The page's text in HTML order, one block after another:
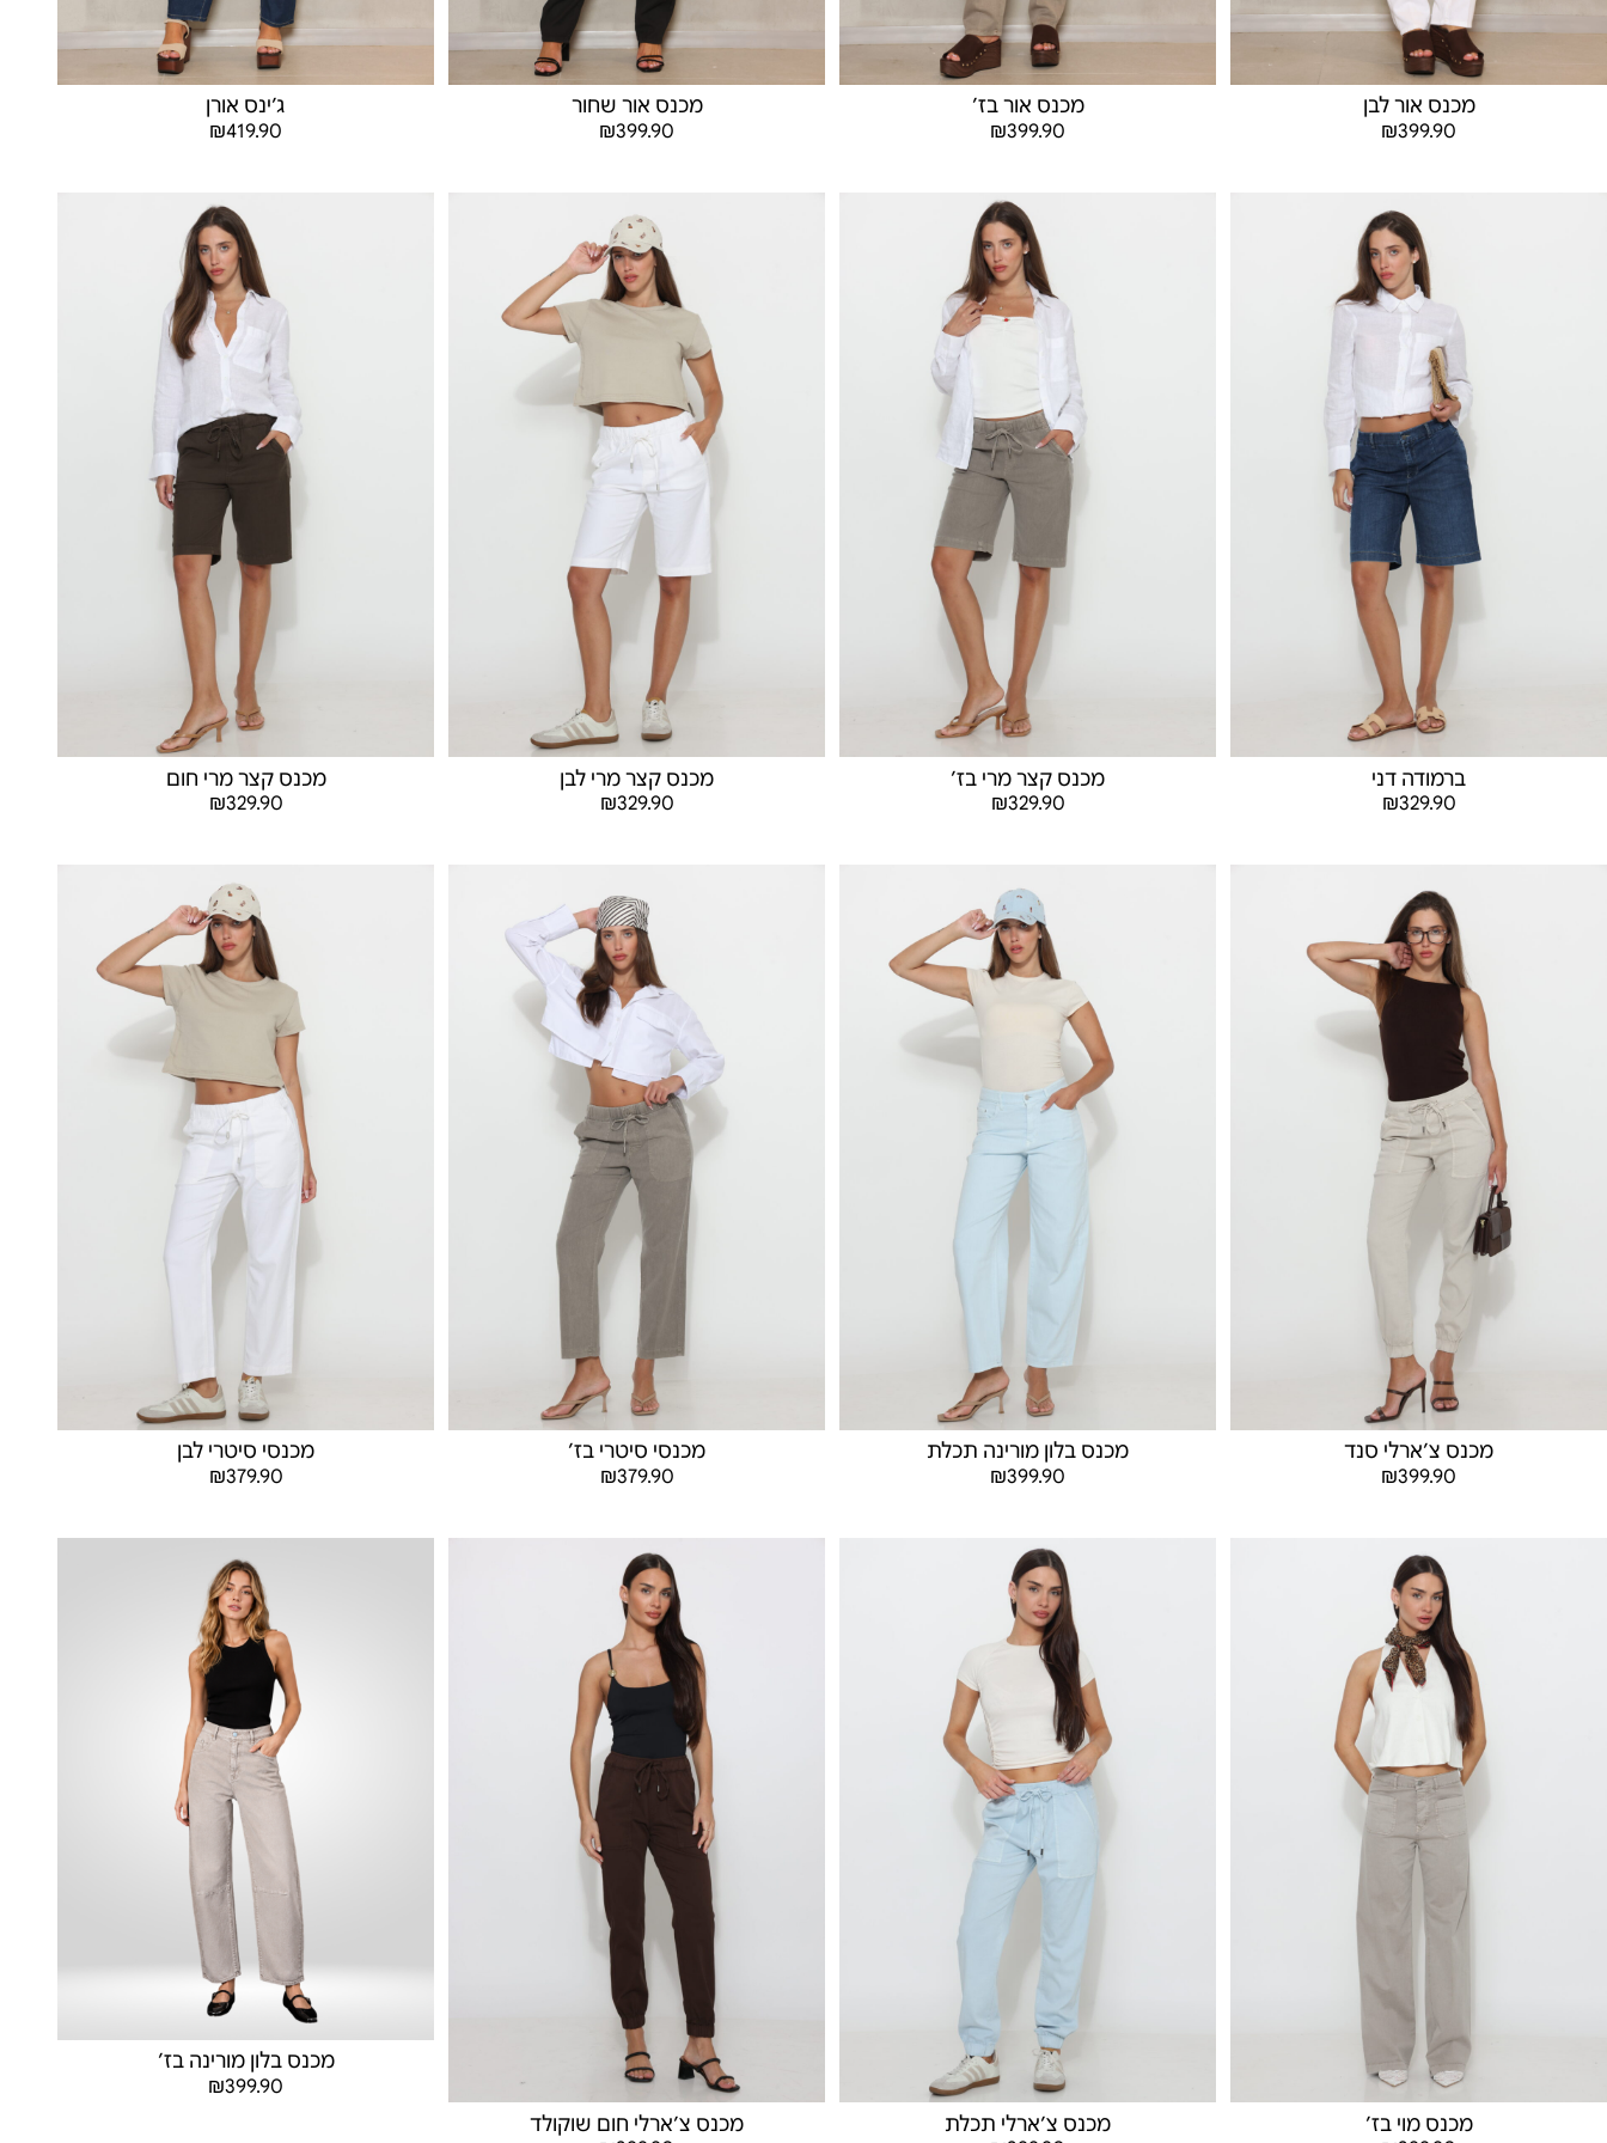
מכנס אור לבן
₪399.90
מכנס אור בז׳
₪399.90
מכנס אור שחור
₪399.90
ג׳ינס אורן
₪419.90
ברמודה דני
₪329.90
מכנס קצר מרי בז׳
₪329.90
מכנס קצר מרי לבן
₪329.90
מכנס קצר מרי חום
₪329.90
מכנס צ׳ארלי סנד
₪399.90
מכנס בלון מורינה תכלת
₪399.90
מכנסי סיטרי בז׳
₪379.90
מכנסי סיטרי לבן
₪379.90
מכנס מוי בז׳ מכנס צ׳ארלי תכלת מכנס צ׳ארלי חום שוקולד
מכנס בלון מורינה בז׳
₪399.90